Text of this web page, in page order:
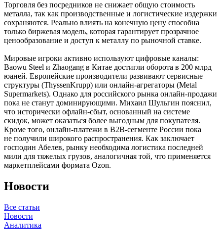
Торговля без посредников не снижает общую стоимость
металла, так как производственные и логистические издержки
сохраняются. Реально влиять на конечную цену способна
только биржевая модель, которая гарантирует прозрачное
ценообразование и доступ к металлу по рыночной ставке.
Мировые игроки активно используют цифровые каналы:
Baowu Steel и Zhaogang в Китае достигли оборота в 200 млрд
юаней. Европейские производители развивают сервисные
структуры (ThyssenKrupp) или онлайн-агрегаторы (Metal
Supermarkets). Однако для российского рынка онлайн-продажи
пока не станут доминирующими. Михаил Шульгин пояснил,
что исторически офлайн-сбыт, основанный на системе
скидок, может оказаться более выгодным для покупателя.
Кроме того, онлайн-платежи в B2B-сегменте России пока
не получили широкого распространения. Как заключает
господин Абелев, рынку необходима логистика последней
мили для тяжелых грузов, аналогичная той, что применяется
маркетплейсами формата Ozon.
Новости
Все статьи
Новости
Аналитика